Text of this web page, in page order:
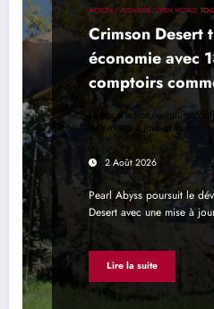
ACTION / AVENTURE OPEN WORLD
Crimson Desert
économie avec
comptoirs
véritable
demande
Le jeu d'action/aventure
des mises à jour gratuites
2 Août 2026
Pearl Abyss poursuit le
Desert avec une mise à
Lire la suite